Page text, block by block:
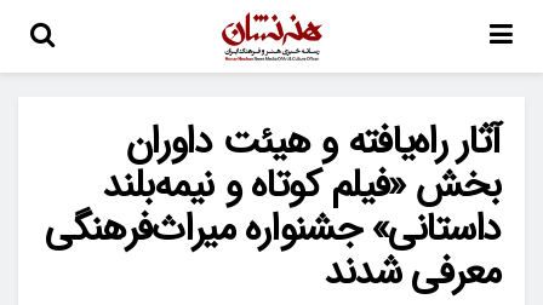
آثار راه‌یافته و هیئت داوران
بخش «فیلم کوتاه و نیمه‌بلند
داستانی» جشنواره میراث‌فرهنگی
معرفی شدند